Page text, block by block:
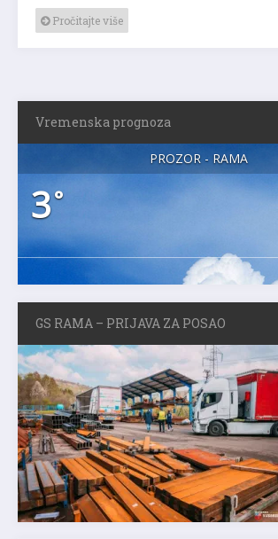
Pročitajte više
Vremenska prognoza
PROZOR - RAMA
3°
GS RAMA – PRIJAVA ZA POSAO